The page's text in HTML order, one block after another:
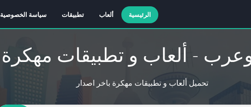
الرئيسية ألعاب تطبيقات سياسة الخصوصية
- ألعاب و تطبيقات مهكرة
تحميل ألعاب و تطبيقات مهكرة باخر اصدار